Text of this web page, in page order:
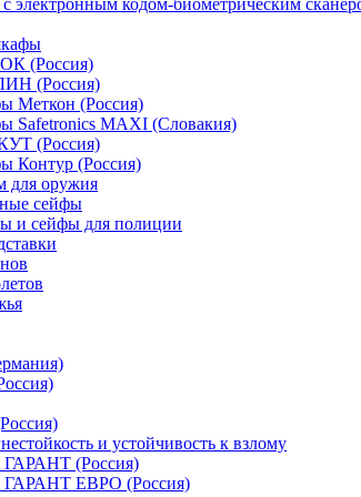
электронным кодом-биометрическим
(Россия)
(Россия)
Меткон (Россия)
Safetronics MAXI (Словакия)
(Россия)
Контур (Россия)
для оружия
сейфы
и сейфы для полиции
и устойчивость к взлому
ГАРАНТ (Россия)
ГАРАНТ ЕВРО (Россия)